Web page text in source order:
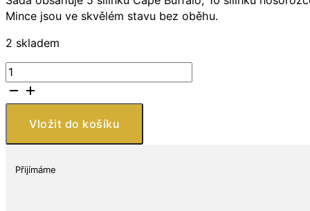
Mince jsou ve skvělém stavu bez oběhu.
2 skladem
Sada
5
mincí
Somálsko
Five
Animals
Vložit do košíku
Přijímáme